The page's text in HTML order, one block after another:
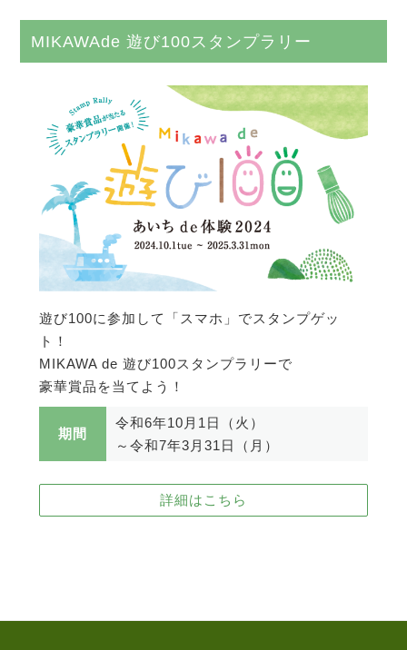
MIKAWAde 遊び100スタンプラリー
遊び100に参加して「スマホ」でスタンプゲッ
ト！
MIKAWA de 遊び100スタンプラリーで
豪華賞品を当てよう！
期間
令和6年10月1日（火）
～令和7年3月31日（月）
詳細はこちら